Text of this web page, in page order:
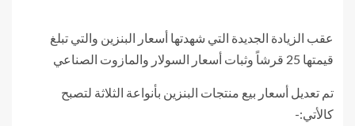
عقب الزيادة الجديدة التي شهدتها أسعار البنزين والتي تبلغ
قيمتها 25 قرشاً وثبات أسعار السولار والمازوت الصناعي
تم تعديل أسعار بيع منتجات البنزين بأنواعة الثلاثة لتصبح
كالأتي:-